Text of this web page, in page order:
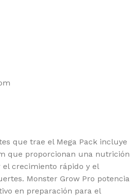
que trae el Mega Pack incluye
que proporcionan una nutrición
el crecimiento rápido y el
Monster Grow Pro potencia
en preparación para el